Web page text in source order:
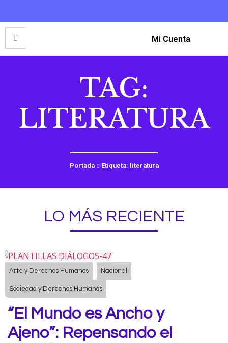
Mi Cuenta
TAG:
LITERATURA
Portada Etiqueta: literatura
LO MÁS RECIENTE
Arte y Derechos Humanos Nacional
Sociedad y Derechos Humanos
“El Mundo es Ancho y
Ajeno”: Repensando el